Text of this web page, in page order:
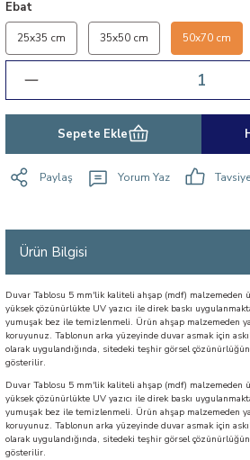
Ebat
25x35 cm 35x50 cm 50x70 cm
Sepete Ekle
Paylaş Yorum Yaz
Ürün Bilgisi
Duvar Tablosu 5 mm'lik kaliteli ahşap (mdf) malzemeden
yüksek çözünürlükte UV yazıcı ile direk baskı
yumuşak bez ile temizlenmeli. Ürün ahşap malzemeden
koruyunuz. Tablonun arka yüzeyinde duvar asmak için
olarak uygulandığında, sitedeki teşhir görsel
gösterilir.
Duvar Tablosu 5 mm'lik kaliteli ahşap (mdf) malzemeden
yüksek çözünürlükte UV yazıcı ile direk baskı
yumuşak bez ile temizlenmeli. Ürün ahşap malzemeden
koruyunuz. Tablonun arka yüzeyinde duvar asmak için
olarak uygulandığında, sitedeki teşhir görsel
gösterilir.